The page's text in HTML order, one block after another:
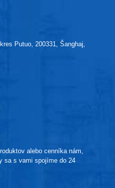
Putuo, 200331, Šanghaj,
alebo cenníka nám,
sa s vami spojíme do 24